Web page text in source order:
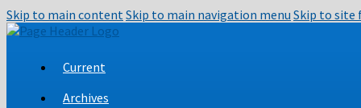
Skip to main contentSkip to main navigation menu Skip to site
Current
Archives